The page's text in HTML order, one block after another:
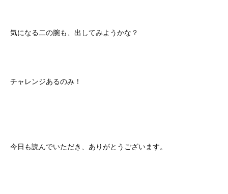
気になる二の腕も、出してみようかな？
チャレンジあるのみ！
今日も読んでいただき、ありがとうございます。